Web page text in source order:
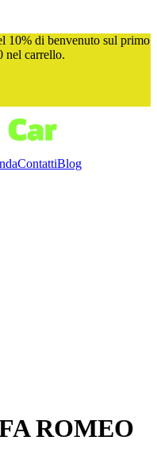
10% di benvenuto sul primo
nel carrello.
ContattiBlog
ROMEO